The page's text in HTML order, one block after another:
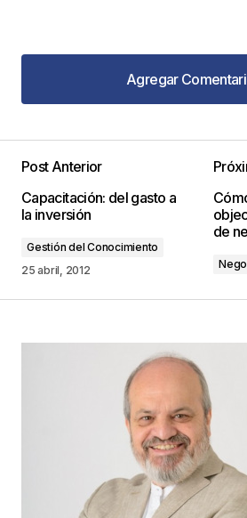
Agregar
Agregar
publicada. Los campos
marcados con
Comentario
*
Guarda mi nombre, correo
este navegador para la
comente.
Post Anterior
Capacitación: del gasto a
la inversión
Gestión del Conocimiento
25 abril, 2012
de